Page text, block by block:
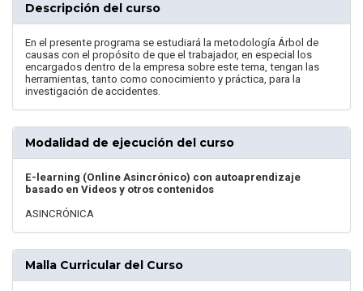
Descripción del curso
En el presente programa se estudiará la metodología Árbol de
causas con el propósito de que el trabajador, en especial los
encargados dentro de la empresa sobre este tema, tengan las
herramientas, tanto como conocimiento y práctica, para la
investigación de accidentes.
Modalidad de ejecución del curso
E-learning (Online Asincrónico) con autoaprendizaje
basado en Videos y otros contenidos
ASINCRÓNICA
Malla Curricular del Curso